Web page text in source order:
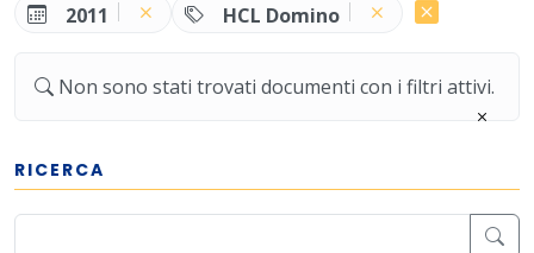
2011 HCL Domino
Non sono stati trovati documenti con i filtri attivi.
RICERCA